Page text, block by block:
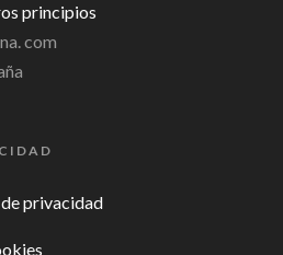
principios
com
privacidad